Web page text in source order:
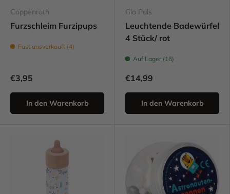
Coppenrath
Furzschleim Furzipups
Fast ausverkauft (4)
€3,95
In den Warenkorb
Glo Pals
Leuchtende Badewürfel
4 Stück/ rot
Auf Lager (16)
€14,99
In den Warenkorb